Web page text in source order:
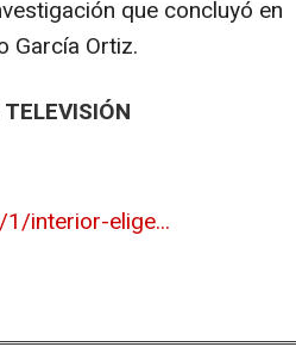
que concluyó en
García Ortiz.
interior-elige...